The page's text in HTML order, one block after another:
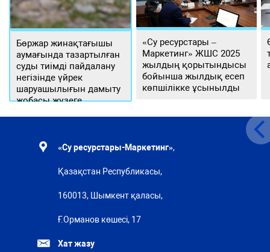
Бөржар жинақтағышы
аумағында тазартылған
суды тиімді пайдалану
негізінде үйрек
шаруашылығын дамыту
жобасы жүзеге
«Су ресурстары –
Маркетинг» ЖШС 2025
жылдың қорытындысы
бойынша жылдық есеп
көпшілікке ұсынылды
«Су ресурстары-Маркетинг»,
Қазақстан Республикасы,
160013, Шымкент қаласы,
Ғ.Орманов көшесі, 17
Хат жазу